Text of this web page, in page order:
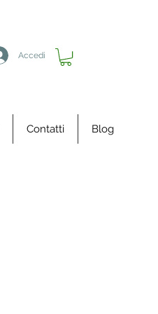
Accedi
Contatti Blog